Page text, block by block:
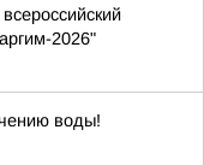
2026"
воды!